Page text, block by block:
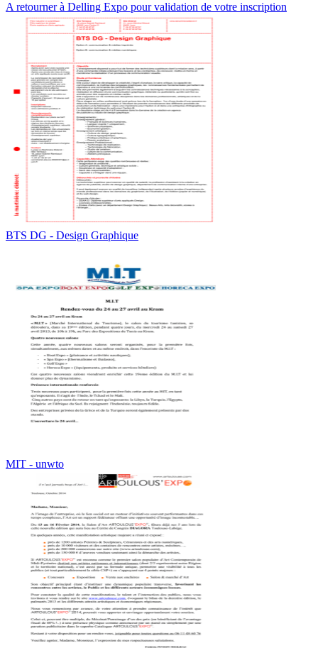
A retourner à Delling Expo pour validation de votre inscription
BTS DG - Design Graphique
MIT - unwto